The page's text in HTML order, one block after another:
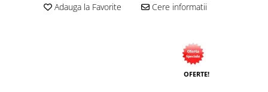
Adauga la Favorite Cere informatii
OFERTE!